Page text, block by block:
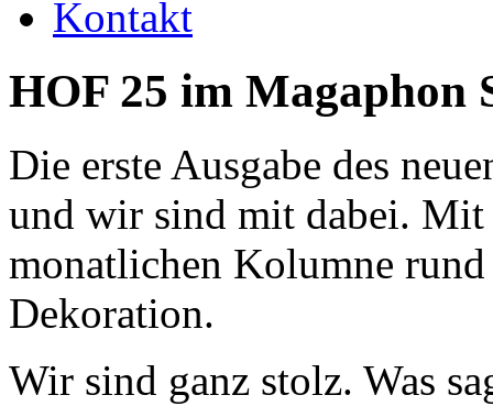
Kontakt
HOF 25 im Magaphon
Die erste Ausgabe des
und wir sind mit dabei. Mit
monatlichen Kolumne
Dekoration.
Wir sind ganz stolz. Was